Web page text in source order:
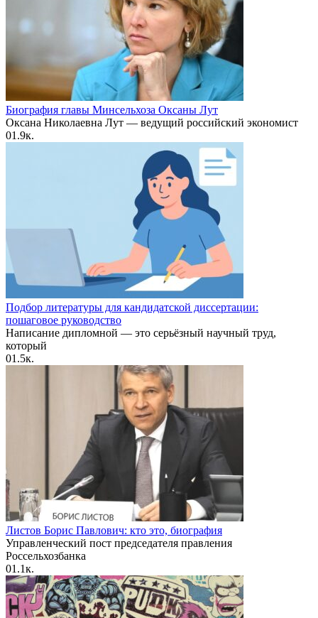
Биография главы Минсельхоза Оксаны Лут
Оксана Николаевна Лут — ведущий российский экономист
01.9к.
Подбор литературы для кандидатской диссертации:
пошаговое руководство
Написание дипломной — это серьёзный научный труд,
который
01.5к.
Листов Борис Павлович: кто это, биография
Управленческий пост председателя правления
Россельхозбанка
01.1к.